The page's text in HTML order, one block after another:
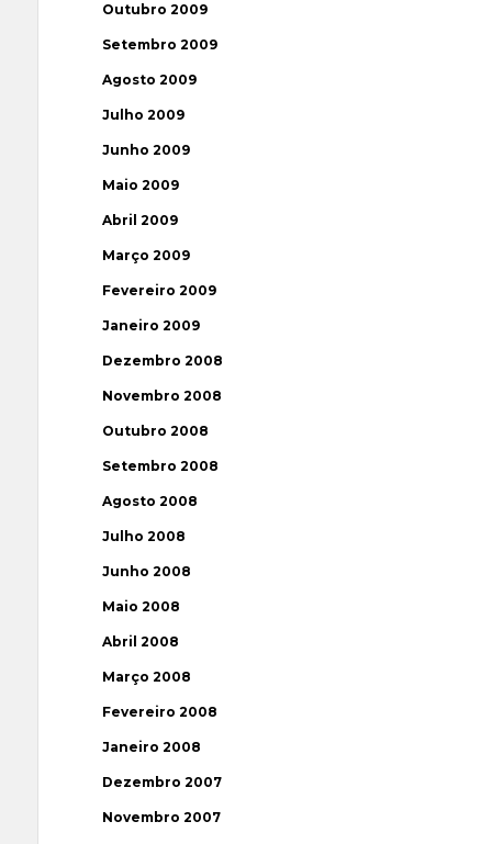
Outubro 2009
Setembro 2009
Agosto 2009
Julho 2009
Junho 2009
Maio 2009
Abril 2009
Março 2009
Fevereiro 2009
Janeiro 2009
Dezembro 2008
Novembro 2008
Outubro 2008
Setembro 2008
Agosto 2008
Julho 2008
Junho 2008
Maio 2008
Abril 2008
Março 2008
Fevereiro 2008
Janeiro 2008
Dezembro 2007
Novembro 2007